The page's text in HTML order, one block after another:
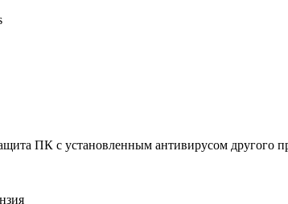
ПК с установленным антивирусом другого